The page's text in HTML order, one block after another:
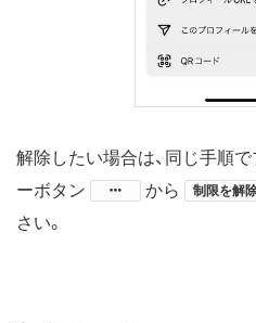
解除したい場合は、同じ手順
ーボタン
​から 制限を解
さい。